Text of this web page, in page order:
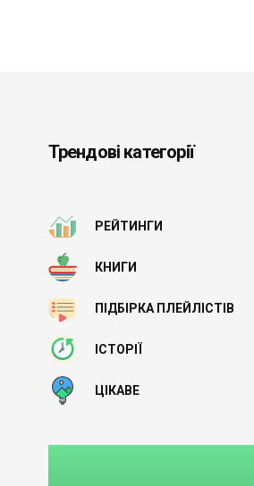
Трендові категорії
РЕЙТИНГИ
КНИГИ
ПІДБІРКА ПЛЕЙЛІСТІВ
ІСТОРІЇ
ЦІКАВЕ